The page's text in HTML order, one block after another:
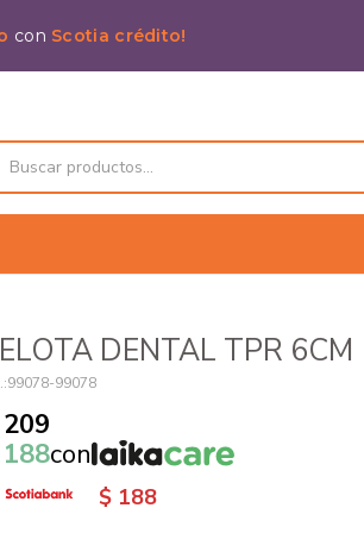
con Scotia crédito!
DENTAL TPR 6CM
99078-99078
209
188con
$ 188